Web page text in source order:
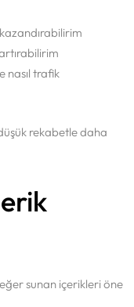
nasıl trafik
rekabetle daha
sunan içerikleri öne